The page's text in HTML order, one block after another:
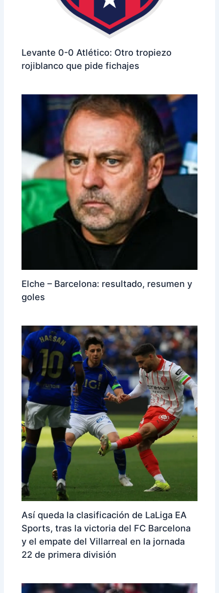
Levante 0-0 Atlético: Otro tropiezo
rojiblanco que pide fichajes
Elche – Barcelona: resultado, resumen y
goles
Así queda la clasificación de LaLiga EA
Sports, tras la victoria del FC Barcelona
y el empate del Villarreal en la jornada
22 de primera división